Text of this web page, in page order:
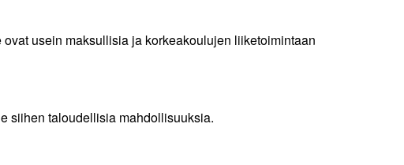
usein maksullisia ja korkeakoulujen liiketoimintaan
siihen taloudellisia mahdollisuuksia.